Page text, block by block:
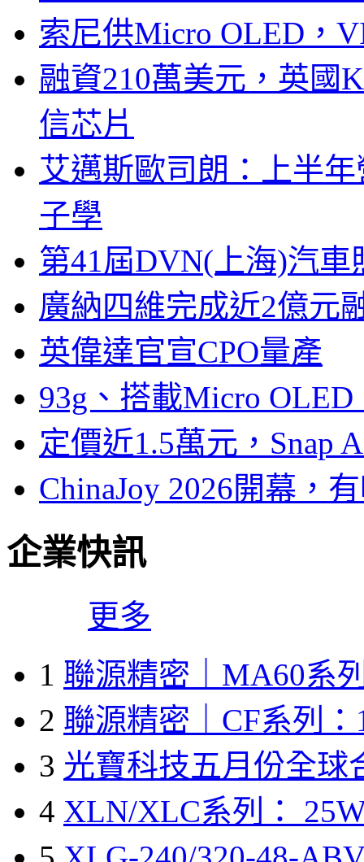
索尼供Micro OLED，
融資210萬美元，英國
信芯片
艾邁斯歐司朗：上半
子學
第41屆DVN(上海)汽
廣納四維完成近2億元
英偉達官宣CPO量產
93g、搭載Micro
定價近1.5萬元，Snap
ChinaJoy 2026開幕，
企業快訊
更多
1 聯源精密｜MA60系
2 聯源精密｜CF系列：
3 光寶科技五月份全球
4 XLN/XLC系列：